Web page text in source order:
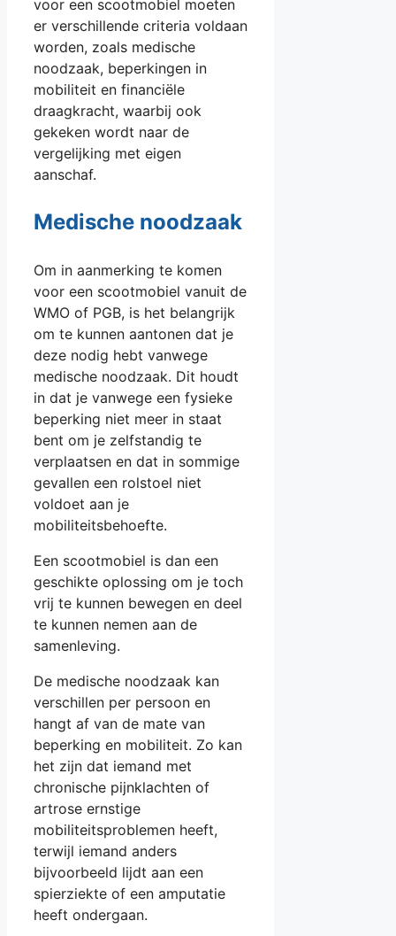
voor een scootmobiel moeten
er verschillende criteria voldaan
worden, zoals medische
noodzaak, beperkingen in
mobiliteit en financiële
draagkracht, waarbij ook
gekeken wordt naar de
vergelijking met eigen
aanschaf.
Medische noodzaak
Om in aanmerking te komen
voor een scootmobiel vanuit de
WMO of PGB, is het belangrijk
om te kunnen aantonen dat je
deze nodig hebt vanwege
medische noodzaak. Dit houdt
in dat je vanwege een fysieke
beperking niet meer in staat
bent om je zelfstandig te
verplaatsen en dat in sommige
gevallen een rolstoel niet
voldoet aan je
mobiliteitsbehoefte.
Een scootmobiel is dan een
geschikte oplossing om je toch
vrij te kunnen bewegen en deel
te kunnen nemen aan de
samenleving.
De medische noodzaak kan
verschillen per persoon en
hangt af van de mate van
beperking en mobiliteit. Zo kan
het zijn dat iemand met
chronische pijnklachten of
artrose ernstige
mobiliteitsproblemen heeft,
terwijl iemand anders
bijvoorbeeld lijdt aan een
spierziekte of een amputatie
heeft ondergaan.